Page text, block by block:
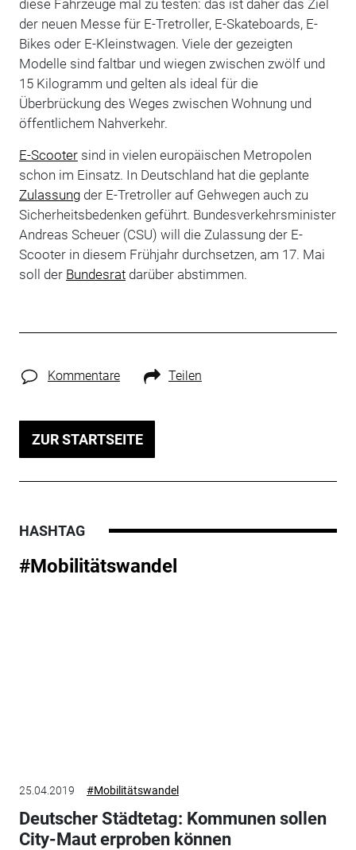
diese Fahrzeuge mal zu testen: das ist daher das Ziel
der neuen Messe für E-Tretroller, E-Skateboards, E-
Bikes oder E-Kleinstwagen. Viele der gezeigten
Modelle sind faltbar und wiegen zwischen zwölf und
15 Kilogramm und gelten als ideal für die
Überbrückung des Weges zwischen Wohnung und
öffentlichem Nahverkehr.
E-Scootersind in vielen europäischen Metropolen
schon im Einsatz. In Deutschland hat die geplante
Zulassungder E-Tretroller auf Gehwegen auch zu
Sicherheitsbedenken geführt. Bundesverkehrsminister
Andreas Scheuer (CSU) will die Zulassung der E-
Scooter in diesem Frühjahr durchsetzen, am 17. Mai
soll der Bundesratdarüber abstimmen.
Kommentare Teilen
ZUR STARTSEITE
HASHTAG
#Mobilitätswandel
25.04.2019 #Mobilitätswandel
Deutscher Städtetag: Kommunen sollen
City-Maut erproben können